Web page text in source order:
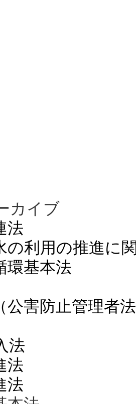
カイブ
法
の利用の推進に
環基本法
公害防止管理者
法
法
法